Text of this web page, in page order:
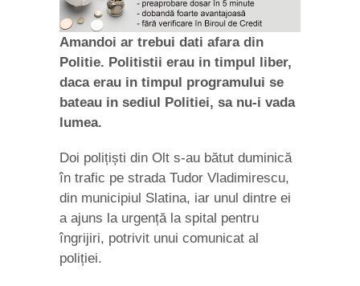
Amandoi ar trebui dati afara din
Politie. Politistii erau in timpul liber,
daca erau in timpul programului se
bateau in sediul Politiei, sa nu-i vada
lumea.
Doi polițiști din Olt s-au bătut duminică
în trafic pe strada Tudor Vladimirescu,
din municipiul Slatina, iar unul dintre ei
a ajuns la urgență la spital pentru
îngrijiri, potrivit unui comunicat al
poliției.